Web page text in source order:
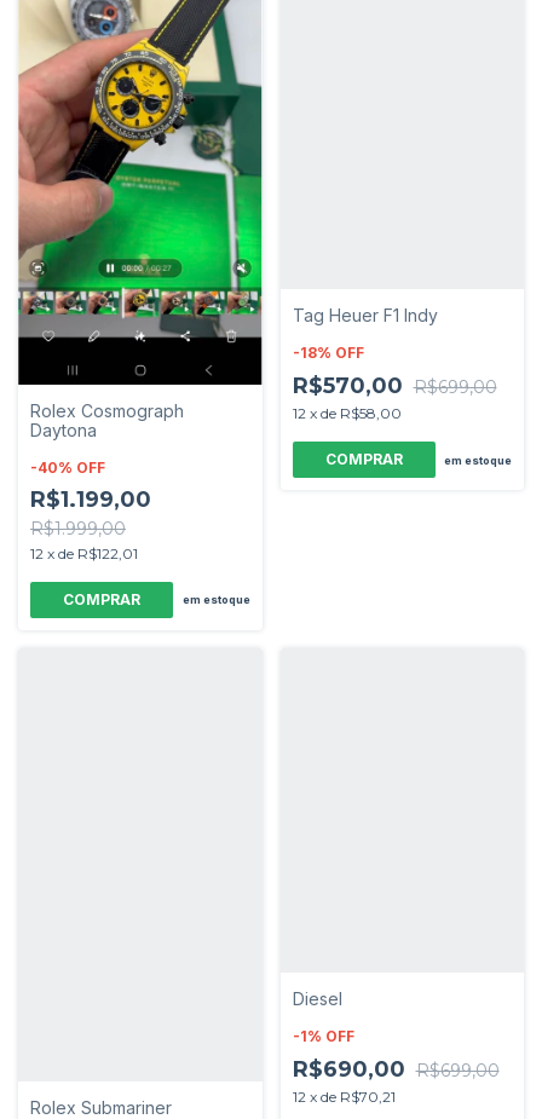
Rolex Cosmograph
Daytona
-40% OFF
R$1.199,00
R$1.999,00
12 x de R$122,01
em estoque
Tag Heuer F1 Indy
-18% OFF
R$570,00 R$699,00
12 x de R$58,00
em estoque
Rolex Submariner
Diesel
-1% OFF
R$690,00 R$699,00
12 x de R$70,21